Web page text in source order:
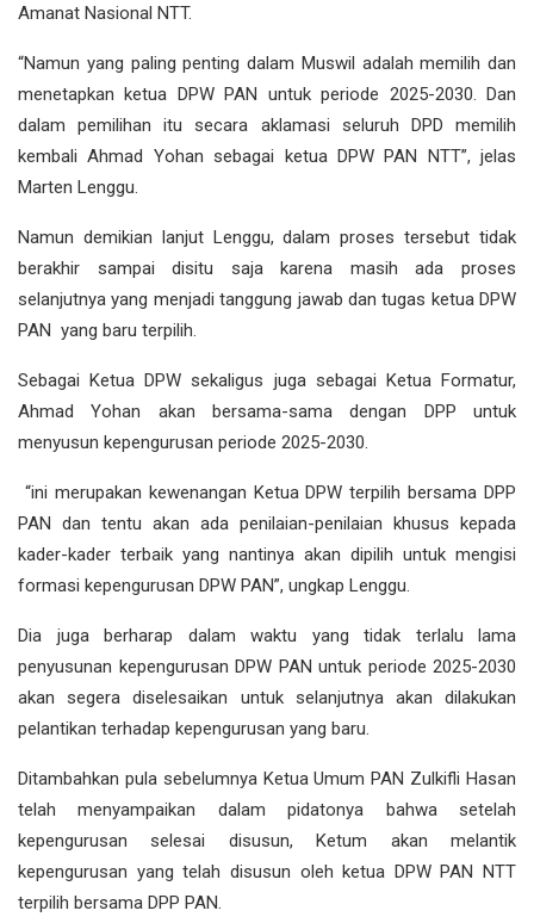
Amanat Nasional NTT.
“Namun yang paling penting dalam Muswil adalah memilih dan
menetapkan ketua DPW PAN untuk periode 2025-2030. Dan
dalam pemilihan itu secara aklamasi seluruh DPD memilih
kembali Ahmad Yohan sebagai ketua DPW PAN NTT”, jelas
Marten Lenggu.
Namun demikian lanjut Lenggu, dalam proses tersebut tidak
berakhir sampai disitu saja karena masih ada proses
selanjutnya yang menjadi tanggung jawab dan tugas ketua DPW
PAN yang baru terpilih.
Sebagai Ketua DPW sekaligus juga sebagai Ketua Formatur,
Ahmad Yohan akan bersama-sama dengan DPP untuk
menyusun kepengurusan periode 2025-2030.
“ini merupakan kewenangan Ketua DPW terpilih bersama DPP
PAN dan tentu akan ada penilaian-penilaian khusus kepada
kader-kader terbaik yang nantinya akan dipilih untuk mengisi
formasi kepengurusan DPW PAN”, ungkap Lenggu.
Dia juga berharap dalam waktu yang tidak terlalu lama
penyusunan kepengurusan DPW PAN untuk periode 2025-2030
akan segera diselesaikan untuk selanjutnya akan dilakukan
pelantikan terhadap kepengurusan yang baru.
Ditambahkan pula sebelumnya Ketua Umum PAN Zulkifli Hasan
telah menyampaikan dalam pidatonya bahwa setelah
kepengurusan selesai disusun, Ketum akan melantik
kepengurusan yang telah disusun oleh ketua DPW PAN NTT
terpilih bersama DPP PAN.